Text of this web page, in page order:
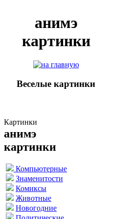
анимэ
картинки
Веселые картинки
Картинки
анимэ
картинки
Компьютерные
Знаменитости
Комиксы
Животные
Новогодние